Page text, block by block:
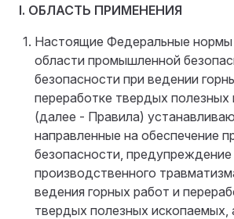
I. ОБЛАСТЬ ПРИМЕНЕНИЯ
Настоящие Федеральные нормы
области промышленной
безопасности при ведении
переработке твердых
(далее - Правила)
направленные на обеспечение
безопасности, предупреждение
производственного
ведения горных работ и
твердых полезных ископаемых,